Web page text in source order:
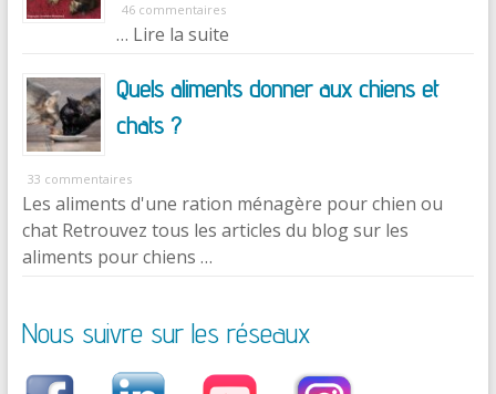
46 commentaires
… Lire la suite
Quels aliments donner aux chiens et
chats ?
33 commentaires
Les aliments d'une ration ménagère pour chien ou
chat Retrouvez tous les articles du blog sur les
aliments pour chiens …
Nous suivre sur les réseaux